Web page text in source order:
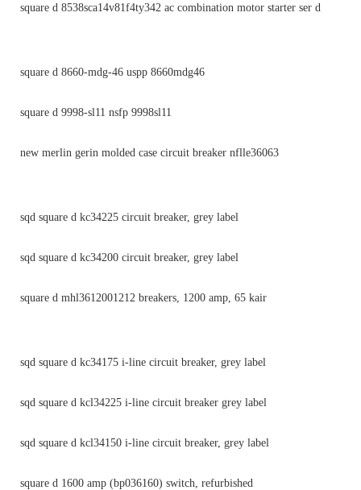
square d 8538sca14v81f4ty342 ac combination motor starter ser d
square d 8660-mdg-46 uspp 8660mdg46
square d 9998-sl11 nsfp 9998sl11
new merlin gerin molded case circuit breaker nflle36063
sqd square d kc34225 circuit breaker, grey label
sqd square d kc34200 circuit breaker, grey label
square d mhl3612001212 breakers, 1200 amp, 65 kair
sqd square d kc34175 i-line circuit breaker, grey label
sqd square d kcl34225 i-line circuit breaker grey label
sqd square d kcl34150 i-line circuit breaker, grey label
square d 1600 amp (bp036160) switch, refurbished